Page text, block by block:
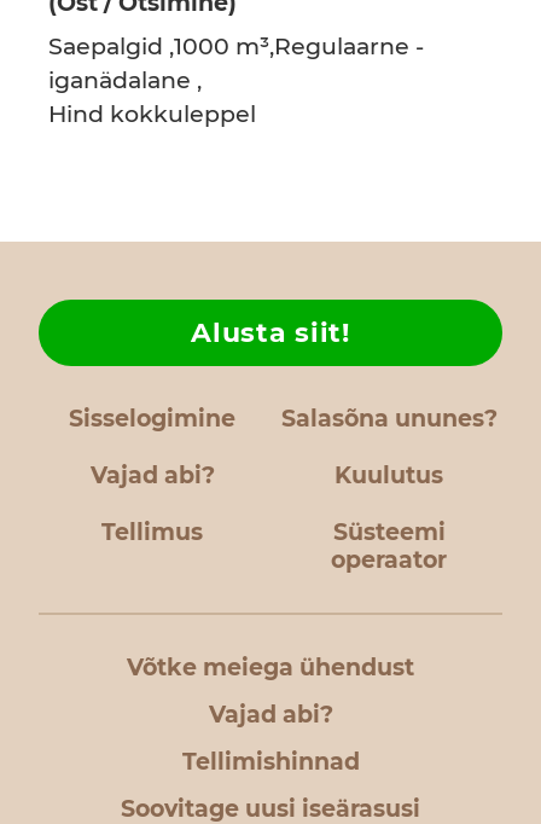
Saepalgid ,1000 m³,Regulaarne -
iganädalane ,
Hind kokkuleppel
Sisselogimine Salasõna ununes?
Vajad abi?
Alusta siit!
Kuulutus
Tellimus
Süsteemi
operaator
Võtke meiega ühendust
Vajad abi?
Tellimishinnad
Soovitage uusi iseärasusi